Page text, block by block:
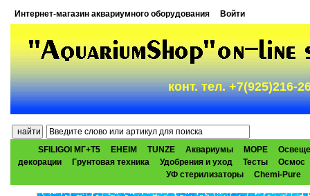
Интернет-магазин аквариумного оборудования Войти
конт. тел. +7(925)216-
SFILIGOI МГ+Т5 EHEIM TUNZE Аквариумы МОРЕ
декорации
Грунтовая техника Удобрения и уход Тесты
Осмос
УФ стерилизаторы
Chemi-Pure